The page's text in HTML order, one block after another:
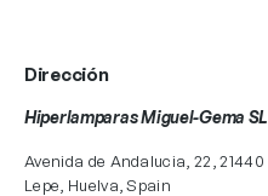
Dirección
Hiperlamparas Miguel-Gema SL
Avenida de Andalucia, 22, 21440
Lepe, Huelva, Spain